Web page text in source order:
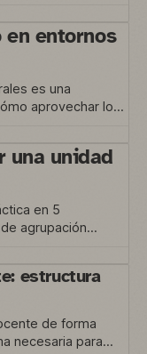
en entornos
es una
aprovechar los
una unidad
en 5
agrupación
estructura
de forma
necesaria para